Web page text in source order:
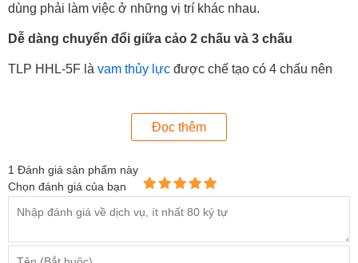
dùng phải làm việc ở những vị trí khác nhau.
Dễ dàng chuyển đổi giữa cảo 2 chấu và 3 chấu
TLP HHL-5F là vam thủy lực được chế tạo có 4 chấu nên
cảo 3 chấu, giúp cho quá trình làm việc trở nên linh hoạt
hơn. Người dùng cũng có thể sử dụng loại cảo này để làm
phải bất kỳ khó khăn gì.
Đọc thêm
1 Đánh giá sản phẩm này
Chọn đánh giá của bạn